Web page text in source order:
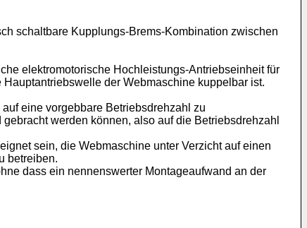
schaltbare Kupplungs-Brems-Kombination zwischen
elektromotorische Hochleistungs-Antriebseinheit für
der Webmaschine kuppelbar ist.
eine vorgebbare Betriebsdrehzahl zu
werden können, also auf die Betriebsdrehzahl
sein, die Webmaschine unter Verzicht auf einen
betreiben.
dass ein nennenswerter Montageaufwand an der